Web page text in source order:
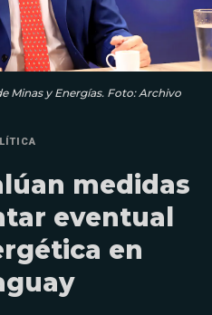
Minas y Energías. Foto: Archivo
medidas
eventual
en